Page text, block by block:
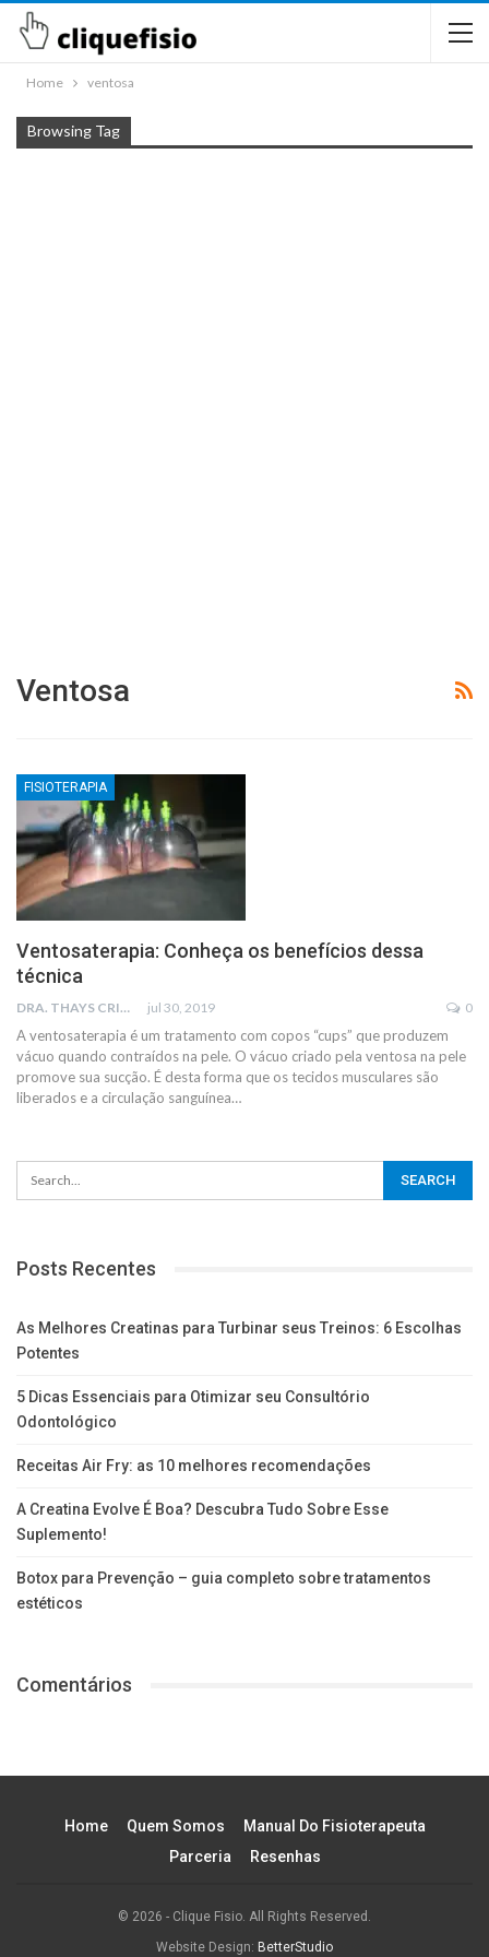
Home ventosa
Browsing Tag
Ventosa
FISIOTERAPIA
Ventosaterapia: Conheça os benefícios dessa
técnica
DRA. THAYS CRISTINA RODRIGUES jul 30, 2019 0
A ventosaterapia é um tratamento com copos “cups” que produzem
vácuo quando contraídos na pele. O vácuo criado pela ventosa na pele
promove sua sucção. É desta forma que os tecidos musculares são
liberados e a circulação sanguínea…
Posts Recentes
As Melhores Creatinas para Turbinar seus Treinos: 6 Escolhas
Potentes
5 Dicas Essenciais para Otimizar seu Consultório
Odontológico
Receitas Air Fry: as 10 melhores recomendações
A Creatina Evolve É Boa? Descubra Tudo Sobre Esse
Suplemento!
Botox para Prevenção – guia completo sobre tratamentos
estéticos
Comentários
Home Quem Somos
Manual Do Fisioterapeuta
Parceria
Resenhas
© 2026 - Clique Fisio. All Rights Reserved.
Website Design: BetterStudio